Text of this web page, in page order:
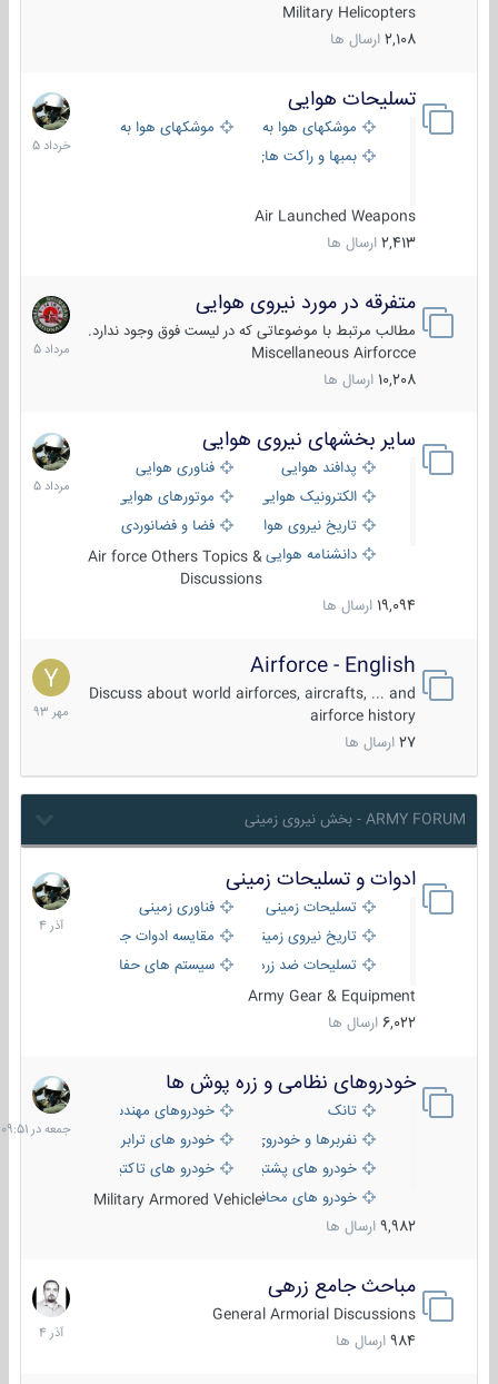
Military Helicopters
2,108 ارسال ها
تسلیحات هوایی
موشکهای هوا به هوا
موشکهای هوا به سطح
بمبها و راکت های هوایی
Air Launched Weapons
2,413 ارسال ها
30
خرداد
1405
متفرقه در مورد نیروی هوایی
مطالب مرتبط با موضوعاتی که در لیست فوق وجود ندارد.
Miscellaneous Airforcce
10,208 ارسال ها
7
مرداد
1405
سایر بخشهای نیروی هوایی
پدافند هوایی
فناوری هوایی
الکترونیک هوایی
موتورهای هوایی
تاریخ نیروی هوایی
فضا و فضانوردی
دانشنامه هواییAir force Others Topics &
Discussions
19,094 ارسال ها
2
مرداد
1405
Airforce - English
Discuss about world airforces, aircrafts, ... and
airforce history
27 ارسال ها
15
مهر
1393
ARMY FORUM - بخش نیروی زمینی
ادوات و تسلیحات زمینی
تسلیحات زمینی
فناوری زمینی
تاریخ نیروی زمینی
مقایسه ادوات جنگی
تسلیحات ضد زره
سیستم های حفاظت فعال
Army Gear & Equipment
6,022 ارسال ها
21
آذر
1404
خودروهای نظامی و زره پوش ها
تانک
خودروهای مهندسی
نفربرها و خودروی های رزمی پیاده نظام
خودرو های ترابری نظامی
خودرو های پشتیبانی آتش ، شناسایی و ضد تانک
خودرو های تاکتیکی نظامی
خودرو های محافظت شدهMilitary Armored Vehicle
9,982 ارسال ها
جمعه
در
09:51
مباحث جامع زرهی
General Armorial Discussions
984 ارسال ها
7
آذر
1404